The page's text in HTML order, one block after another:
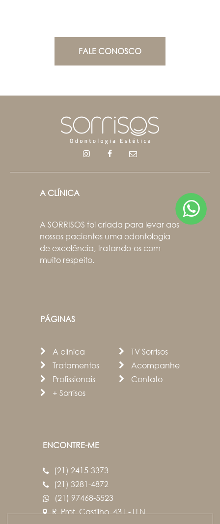
FALE CONOSCO
A CLÍNICA
A SORRISOS foi criada para levar aos
nossos pacientes uma odontologia
de excelência, tratando-os com
muito respeito.
PÁGINAS
A clínica
Tratamentos
Profissionais
+ Sorrisos
TV Sorrisos
Acompanhe
Contato
ENCONTRE-ME
(21) 2415-3373
(21) 3281-4872
(21) 97468-5523
R. Prof. Castilho, 431 - Lj.N